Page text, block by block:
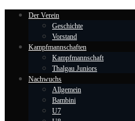
Der Verein
Geschichte
Vorstand
Kampfmannschaften
Kampfmannschaft
Thalgau Juniors
Nachwuchs
Allgemein
Bambini
U7